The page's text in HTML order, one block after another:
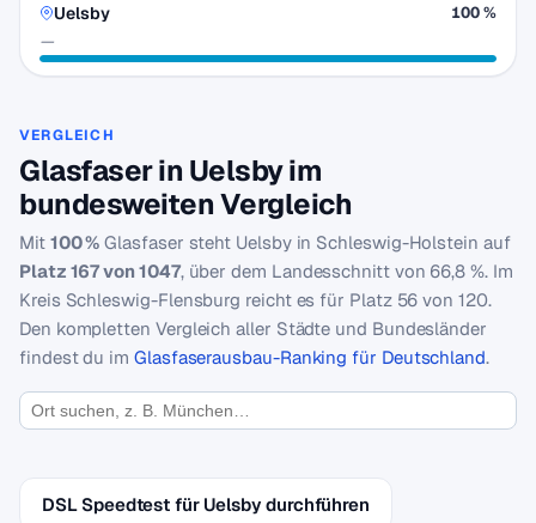
Uelsby
—
100 %
VERGLEICH
Glasfaser in Uelsby im
bundesweiten Vergleich
Mit 100 % Glasfaser steht Uelsby in Schleswig-Holstein auf
Platz 167 von 1047, über dem Landesschnitt von 66,8 %. Im
Kreis Schleswig-Flensburg reicht es für Platz 56 von 120.
Den kompletten Vergleich aller Städte und Bundesländer
findest du im Glasfaserausbau-Ranking für Deutschland.
DSL Speedtest für Uelsby durchführen